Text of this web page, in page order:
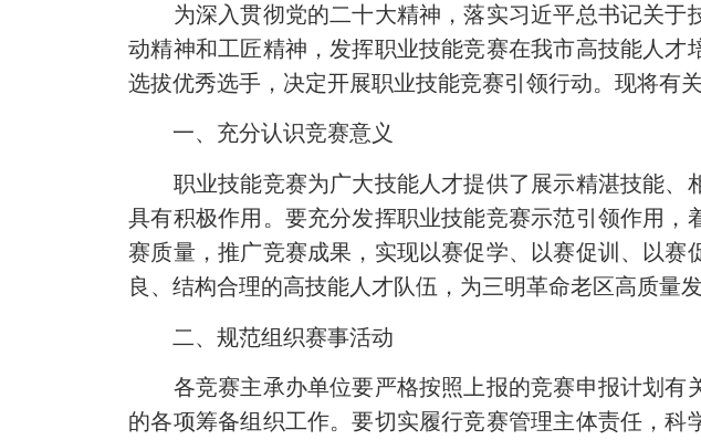
为深入贯彻党的二十大精神，落实习近平总书记关于
动精神和工匠精神，发挥职业技能竞赛在我市高技能人
选拔优秀选手，决定开展职业技能竞赛引领行动。现将有
一、充分认识竞赛意义
职业技能竞赛为广大技能人才提供了展示精湛技能、
具有积极作用。要充分发挥职业技能竞赛示范引领作用
赛质量，推广竞赛成果，实现以赛促学、以赛促训、以
良、结构合理的高技能人才队伍，为三明革命老区高质量
二、规范组织赛事活动
各竞赛主承办单位要严格按照上报的竞赛申报计划有
的各项筹备组织工作。要切实履行竞赛管理主体责任，